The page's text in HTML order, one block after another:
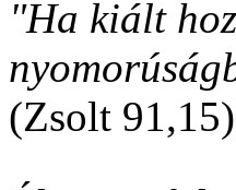
"Ha kiált
(Zsolt 91,15)